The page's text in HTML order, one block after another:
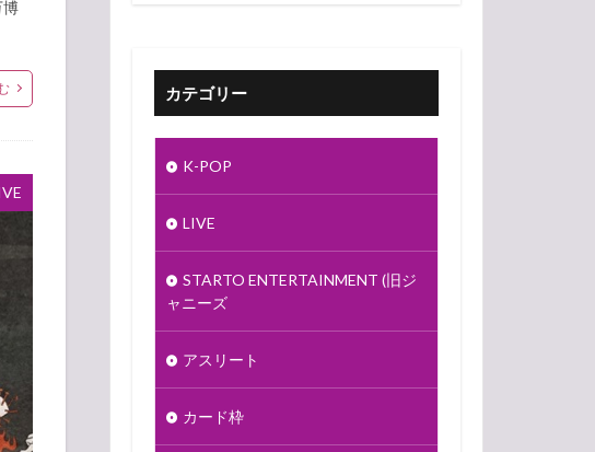
博
カテゴリー
K-POP
LIVE
STARTO ENTERTAINMENT (旧ジ
ャニーズ
アスリート
カード枠